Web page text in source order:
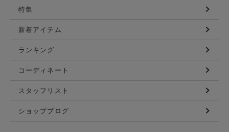
特集
新着アイテム
ランキング
コーディネート
スタッフリスト
ショップブログ